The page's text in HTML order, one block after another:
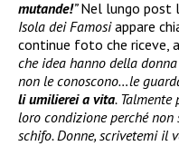
mutande!”Nel lungo post
Isola dei Famosiappare
continue foto che riceve,
che idea hanno della
non le conoscono…le
li umilierei a vita.
loro condizione perché
schifo. Donne, scrivetemi il